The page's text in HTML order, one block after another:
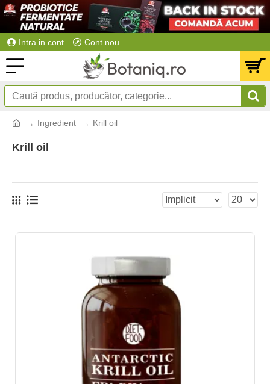
Intra in cont Cont nou
Ingredient Krill oil
Krill oil